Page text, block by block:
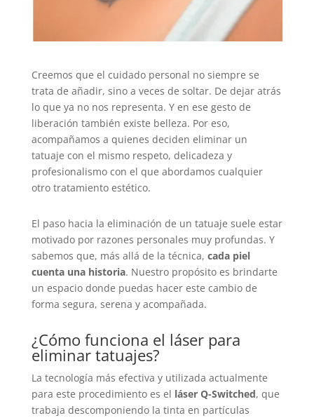
Creemos que el cuidado personal no siempre se
trata de añadir, sino a veces de soltar. De dejar atrás
lo que ya no nos representa. Y en ese gesto de
liberación también existe belleza. Por eso,
acompañamos a quienes deciden eliminar un
tatuaje con el mismo respeto, delicadeza y
profesionalismo con el que abordamos cualquier
otro tratamiento estético.
El paso hacia la eliminación de un tatuaje suele estar
motivado por razones personales muy profundas. Y
sabemos que, más allá de la técnica, cada piel
cuenta una historia. Nuestro propósito es brindarte
un espacio donde puedas hacer este cambio de
forma segura, serena y acompañada.
¿Cómo funciona el láser para
eliminar tatuajes?
La tecnología más efectiva y utilizada actualmente
para este procedimiento es el láser Q-Switched, que
trabaja descomponiendo la tinta en partículas